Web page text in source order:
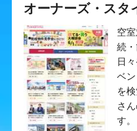
オーナーズ・スタ
空
続
日
ベ
を
さ
す。